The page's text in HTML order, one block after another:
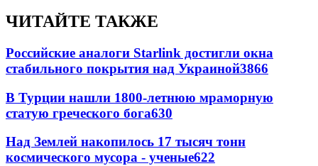
ЧИТАЙТЕ ТАКЖЕ
Российские аналоги Starlink достигли окна
стабильного покрытия над Украиной3866
В Турции нашли 1800-летнюю мраморную
статую греческого бога630
Над Землей накопилось 17 тысяч тонн
космического мусора - ученые622